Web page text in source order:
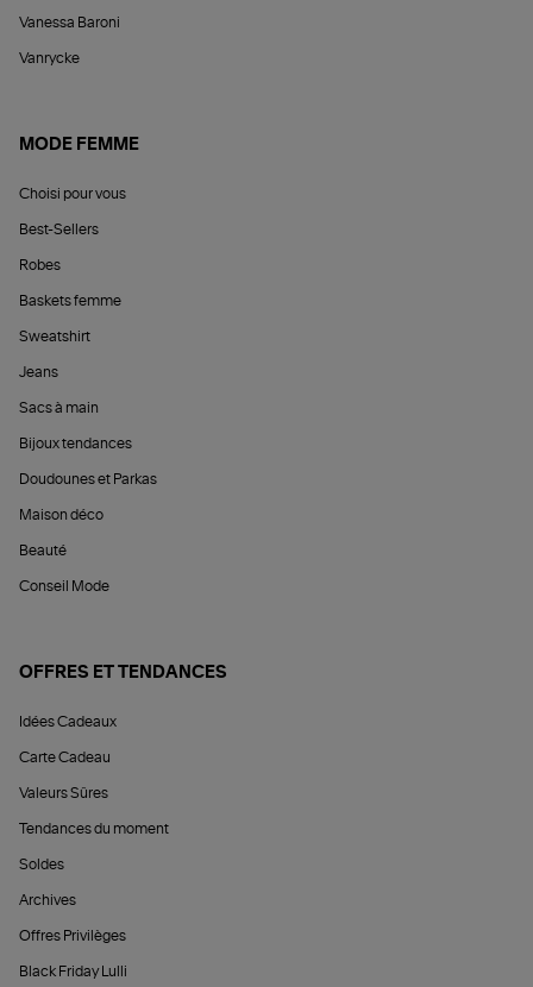
Vanessa Baroni
Vanrycke
MODE FEMME
Choisi pour vous
Best-Sellers
Robes
Baskets femme
Sweatshirt
Jeans
Sacs à main
Bijoux tendances
Doudounes et Parkas
Maison déco
Beauté
Conseil Mode
OFFRES ET TENDANCES
Idées Cadeaux
Carte Cadeau
Valeurs Sûres
Tendances du moment
Soldes
Archives
Offres Privilèges
Black Friday Lulli